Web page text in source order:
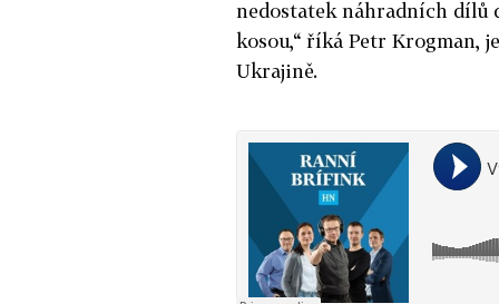
nedostatek náhradních dílů
kosou,“ říká Petr Krogman,
Ukrajině.